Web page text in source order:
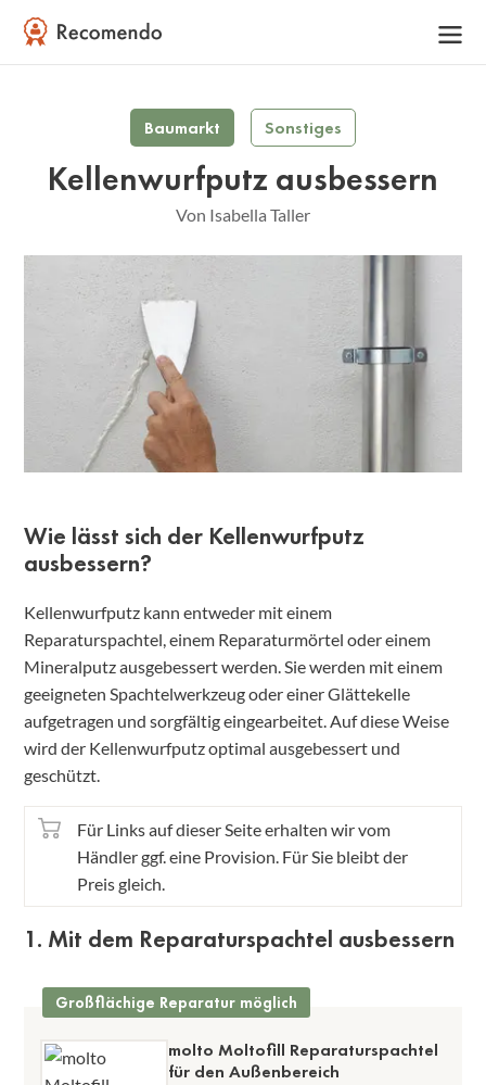
Baumarkt Sonstiges
Kellenwurfputz ausbessern
Von Isabella Taller
Wie lässt sich der Kellenwurfputz
ausbessern?
Kellenwurfputz kann entweder mit einem
Reparaturspachtel, einem Reparaturmörtel oder einem
Mineralputz ausgebessert werden. Sie werden mit einem
geeigneten Spachtelwerkzeug oder einer Glättekelle
aufgetragen und sorgfältig eingearbeitet. Auf diese Weise
wird der Kellenwurfputz optimal ausgebessert und
geschützt.
Für Links auf dieser Seite erhalten wir vom
Händler ggf. eine Provision. Für Sie bleibt der
Preis gleich.
1. Mit dem Reparaturspachtel ausbessern
Großflächige Reparatur möglich
molto Moltofill Reparaturspachtel
für den Außenbereich